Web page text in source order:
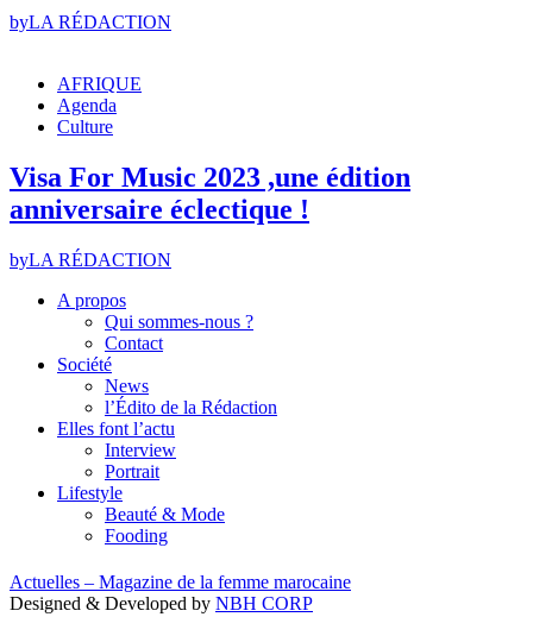
byLA RÉDACTION
AFRIQUE
Agenda
Culture
Visa For Music 2023 ,une édition
anniversaire éclectique !
byLA RÉDACTION
A propos
Qui sommes-nous ?
Contact
Société
News
l’Édito de la Rédaction
Elles font l’actu
Interview
Portrait
Lifestyle
Beauté & Mode
Fooding
Actuelles – Magazine de la femme marocaine
Designed & Developed by NBH CORP